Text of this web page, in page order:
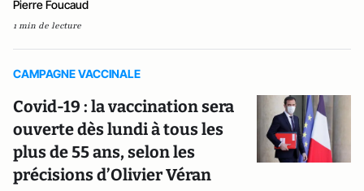
Pierre Foucaud
1 min de lecture
CAMPAGNE VACCINALE
Covid-19 : la vaccination sera
ouverte dès lundi à tous les
plus de 55 ans, selon les
précisions d’Olivier Véran